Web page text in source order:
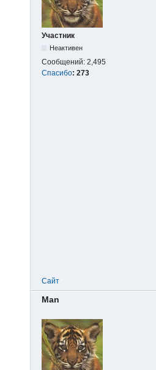
Участник
Неактивен
Сообщений: 2,495
Спасибо: 273
Сайт
Man